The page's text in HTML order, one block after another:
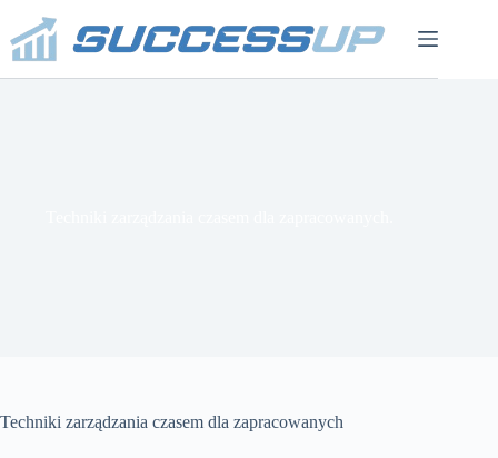
treści
Techniki zarządzania czasem dla zapracowanych